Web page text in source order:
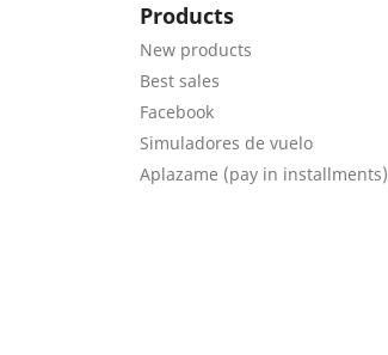
Products
New products
Best sales
Facebook
Simuladores de vuelo
Aplazame (pay in installments)